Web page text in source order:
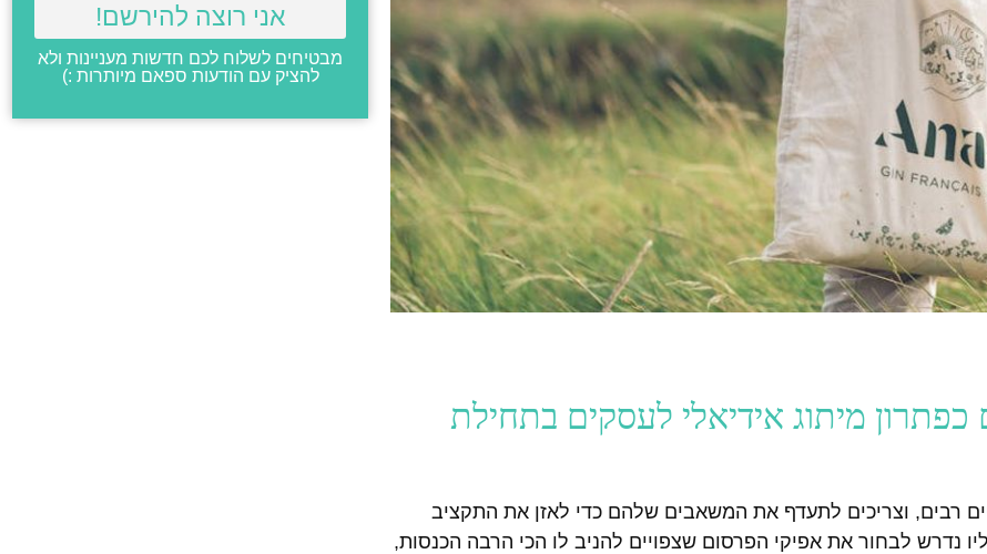
מיתוג אידיאלי לעסקים בתחילת
רבים, וצריכים לתעדף את המשאבים שלהם כדי לאזן את התקציב
נדרש לבחור את אפיקי הפרסום שצפויים להניב לו הכי הרבה הכנסות,
אני רוצה להירשם!
מבטיחים לשלוח לכם חדשות מעניינות ולא
להציק עם הודעות ספאם מיותרות :)